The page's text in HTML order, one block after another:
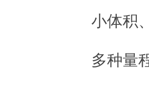
小体积
多种量